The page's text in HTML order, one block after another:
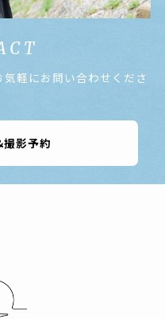
軽にお問い合わせくださ
影予約